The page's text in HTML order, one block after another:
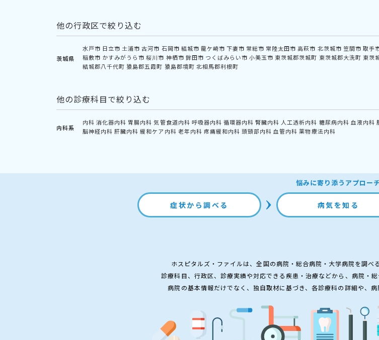
他の行政区で絞り込む
茨城県
水戸市 日立市 土浦市 古河市 石岡市 結城市 龍ケ崎市 下妻市 常総市 常陸太田市 高萩市 北茨城市 笠間市 取手
稲敷市 かすみがうら市 桜川市 神栖市 鉾田市 つくばみらい市 小美玉市 東茨城郡茨城町 東茨城郡大洗町 東茨
結城郡八千代町 猿島郡五霞町 猿島郡境町 北相馬郡利根町
他の診療科目で絞り込む
内科系
内科 消化器内科 胃腸内科 気管食道内科 呼吸器内科 循環器内科 腎臓内科 人工透析内科 糖尿病内科 血液内科
脳神経内科 肝臓内科 緩和ケア内科 老年内科 疼痛緩和内科 頭頸部内科 血管内科 薬物療法内科
悩みに寄り添うアプロー
症状から調べる 病気を知る
ホスピタルズ・ファイルは、全国の病院・総合病院・大学病院を調べ
診療科目、行政区、診療実績や対応できる疾患・治療などから、病院・
病院の基本情報だけでなく、独自取材に基づき、各診療科の詳細や、